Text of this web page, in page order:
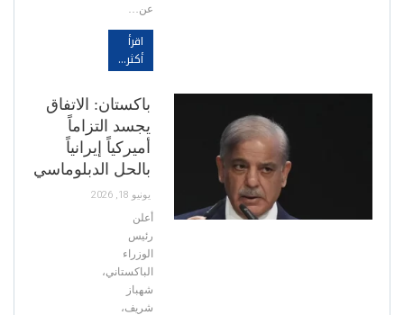
عن…
اقرأ
أكثر...
باكستان: الاتفاق
يجسد التزاماً
أميركياً إيرانياً
بالحل الدبلوماسي
يونيو 18, 2026
أعلن
رئيس
الوزراء
الباكستاني،
شهباز
شريف،